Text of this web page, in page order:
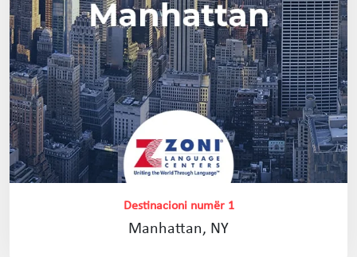
Destinacioni numër 1
Manhattan, NY